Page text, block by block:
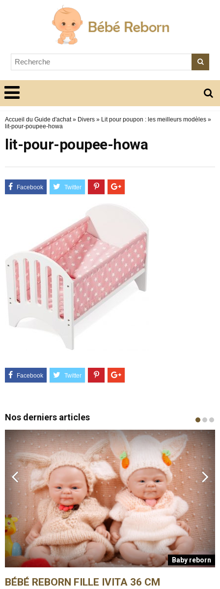
Accueil du Guide d'achat» Divers » Lit pour poupon : les meilleurs modèles »
lit-pour-poupee-howa
lit-pour-poupee-howa
Nos derniers articles
Baby reborn
BÉBÉ REBORN FILLE IVITA 36 CM